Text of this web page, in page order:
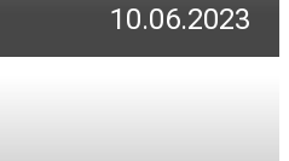
10.06.2023